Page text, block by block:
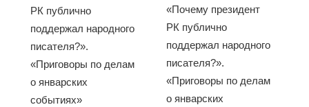
РК публично
поддержал народного
писателя?».
«Приговоры по делам
о январских
событиях»
«Почему президент
РК публично
поддержал народного
писателя?».
«Приговоры по делам
о январских